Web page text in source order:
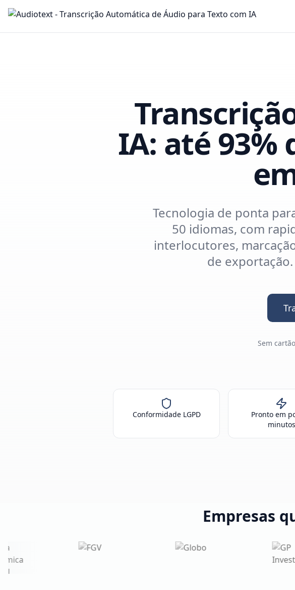
IA: até 93%
Tecnologia de ponta
50 idiomas, com
interlocutores,
de
Sem
Conformidade LGPD
Pronto em
minutos
Empresas